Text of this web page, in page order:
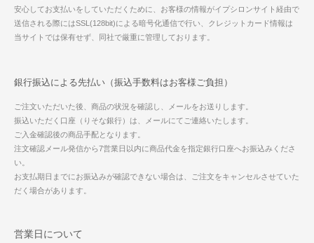
安心してお支払いをしていただくために、お客様の情報がイプシロンサイト経由で
送信される際にはSSL(128bit)による暗号化通信で行い、クレジットカード情報は
当サイトでは保有せず、同社で厳重に管理しております。
銀行振込による先払い（振込手数料はお客様ご負担）
ご注文いただいた後、商品の状況を確認し、メールをお送りします。
振込いただく口座（りそな銀行）は、メールにてご連絡いたします。
ご入金確認後の商品手配となります。
注文確認メール発信から7営業日以内に商品代金を指定銀行口座へお振込みくださ
い。
お支払期日までにお振込みが確認できない場合は、ご注文をキャンセルさせていた
だく場合があります。
営業日について